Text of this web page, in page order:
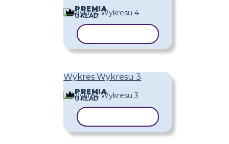
PREMIA
UKŁAD
Wykres Wykresu 3
PREMIA
UKŁAD